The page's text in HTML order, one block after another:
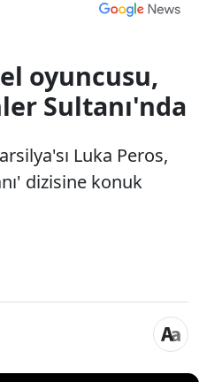
oyuncusu,
Sultanı'nda
Luka Peros,
dizisine konuk